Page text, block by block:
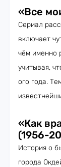
«Все
Сериал
включает
чём именно
учитывая,
ого года.
«Как
(1956-
История о
города